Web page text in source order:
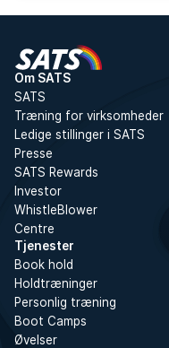
Om SATS
SATS
Træning for virksomheder
Ledige stillinger i SATS
Presse
SATS Rewards
Investor
WhistleBlower
Centre
Tjenester
Book hold
Holdtræninger
Personlig træning
Boot Camps
Øvelser